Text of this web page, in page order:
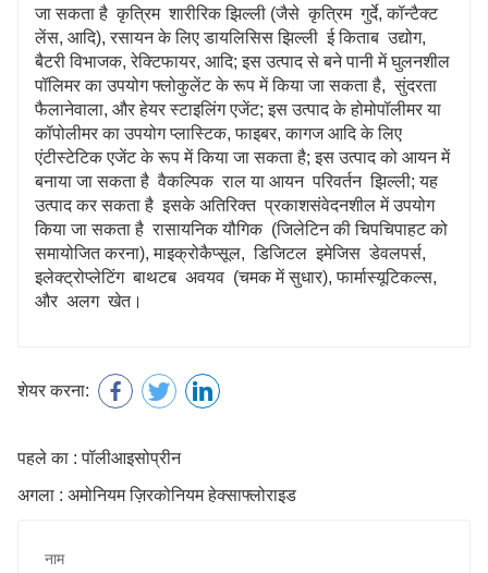
जा सकता है कृत्रिम शारीरिक झिल्ली (जैसे कृत्रिम गुर्दे, कॉन्टैक्ट
लेंस, आदि), रसायन के लिए डायलिसिस झिल्ली ई किताब उद्योग,
बैटरी विभाजक, रेक्टिफायर, आदि; इस उत्पाद से बने पानी में घुलनशील
पॉलिमर का उपयोग फ्लोकुलेंट के रूप में किया जा सकता है, सुंदरता
फैलानेवाला, और हेयर स्टाइलिंग एजेंट; इस उत्पाद के होमोपॉलीमर या
कॉपोलीमर का उपयोग प्लास्टिक, फाइबर, कागज आदि के लिए
एंटीस्टेटिक एजेंट के रूप में किया जा सकता है; इस उत्पाद को आयन में
बनाया जा सकता है वैकल्पिक राल या आयन परिवर्तन झिल्ली; यह
उत्पाद कर सकता है इसके अतिरिक्त प्रकाशसंवेदनशील में उपयोग
किया जा सकता है रासायनिक यौगिक (जिलेटिन की चिपचिपाहट को
समायोजित करना), माइक्रोकैप्सूल, डिजिटल इमेजिस डेवलपर्स,
इलेक्ट्रोप्लेटिंग बाथटब अवयव (चमक में सुधार), फार्मास्यूटिकल्स,
और अलग खेत।
शेयर करना:
पहले का : पॉलीआइसोप्रीन
अगला : अमोनियम ज़िरकोनियम हेक्साफ्लोराइड
नाम